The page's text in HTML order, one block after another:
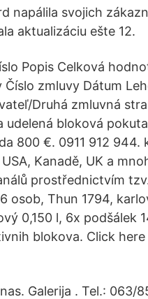
napálila svojich
aktualizáciu ešte 12.
Popis Celková
Číslo zmluvy Dátum
Druhá zmluvná
bloková
800 €. 0911 912 944.
Kanadě, UK a
prostřednictvím
osob, Thun 1794,
0,150 l, 6x podšálek
blokova. Click
Galerija . Tel.: 063/